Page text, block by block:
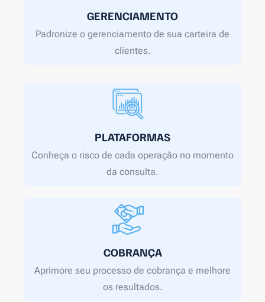
GERENCIAMENTO
Padronize o gerenciamento de sua carteira de
clientes.
PLATAFORMAS
Conheça o risco de cada operação no momento
da consulta.
COBRANÇA
Aprimore seu processo de cobrança e melhore
os resultados.